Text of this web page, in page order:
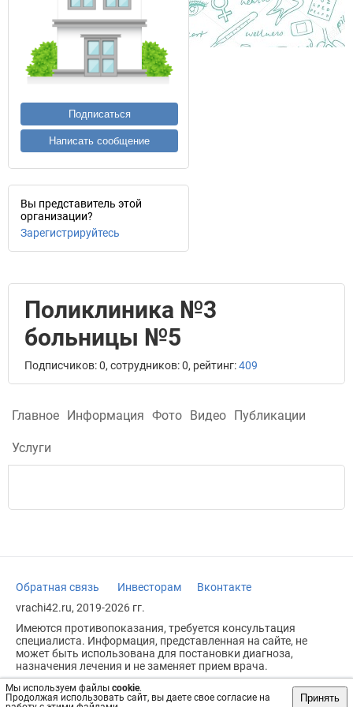
Мы используем файлы cookie.
Продолжая использовать сайт, вы даете свое согласие на
Принять
Подписаться
Написать сообщение
Вы представитель этой
организации?
Зарегистрируйтесь
Поликлиника №3
больницы №5
Подписчиков: 0, сотрудников: 0, рейтинг:409
Главное Информация Фото Видео Публикации
Услуги
Обратная связь Инвесторам
Вконтакте
vrachi42.ru, 2019-2026 гг.
Имеются противопоказания, требуется консультация
специалиста. Информация, представленная на сайте, не
может быть использована для постановки диагноза,
назначения лечения и не заменяет прием врача.
Возрастное ограничение: 18+